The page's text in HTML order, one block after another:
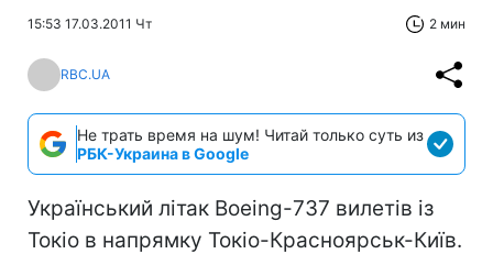
15:53 17.03.2011 Чт 2 мин
RBC.UA
Не трать время на шум! Читай только суть из
РБК-Украина в Google
Український літак Boeing-737 вилетів із
Токіо в напрямку Токіо-Красноярськ-Київ.